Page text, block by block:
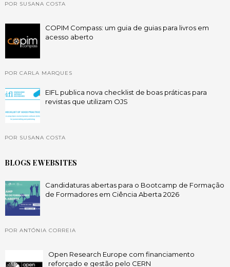
POR SUSANA COSTA
COPIM Compass: um guia de guias para livros em
acesso aberto
POR CARLA MARQUES
EIFL publica nova checklist de boas práticas para
revistas que utilizam OJS
POR SUSANA COSTA
BLOGS E WEBSITES
Candidaturas abertas para o Bootcamp de Formação
de Formadores em Ciência Aberta 2026
POR ANTÓNIA CORREIA
Open Research Europe com financiamento
reforçado e gestão pelo CERN